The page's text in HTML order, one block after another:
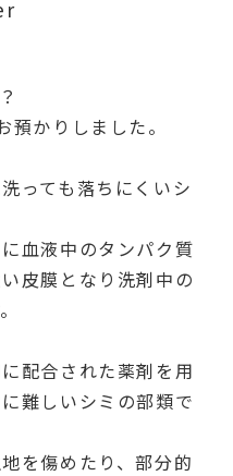
かりしました。
っても落ちにくいシ
血液中のタンパク質
皮膜となり洗剤中の
配合された薬剤を用
難しいシミの部類で
を傷めたり、部分的